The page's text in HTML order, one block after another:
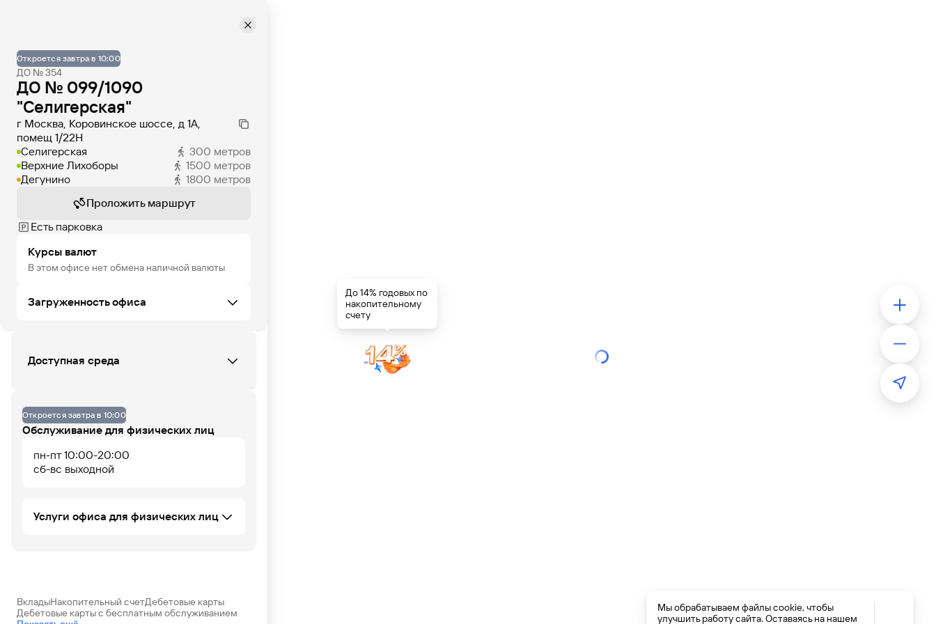
Откроется завтра в 10:00
ДО № 354
ДО № 099/1090
"Селигерская"
г Москва, Коровинское шоссе, д 1А,
помещ 1/22Н
Селигерская
300 метров
Верхние Лихоборы
1500 метров
Дегунино
1800 метров
Проложить маршрут
Есть парковка
Курсы валют
В этом офисе нет обмена наличной валюты
Загруженность офиса
ВС ПН ВТ СБ
07 08 09 10 11 12
Доступная среда
Откроется завтра в 10:00
Обслуживание для физических лиц
пн-пт 10:00-20:00
сб-вс выходной
Услуги офиса для физических лиц
Операции с драгоценными металлами
ВкладыНакопительный счетДебетовые карты
Дебетовые карты с бесплатным обслуживанием
До 14% годовых по
накопительному
счету
Мы обрабатываем файлы cookie, чтобы
улучшить работу сайта. Оставаясь на нашем